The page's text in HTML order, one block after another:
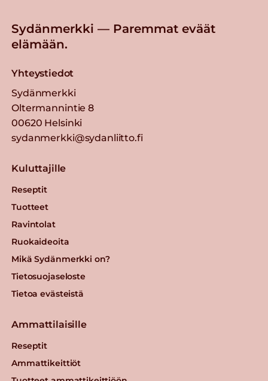
Sydänmerkki — Paremmat eväät
elämään.
Yhteystiedot
Sydänmerkki
Oltermannintie 8
00620 Helsinki
sydanmerkki@sydanliitto.fi
Kuluttajille
Reseptit
Tuotteet
Ravintolat
Ruokaideoita
Mikä Sydänmerkki on?
Tietosuojaseloste
Tietoa evästeistä
Ammattilaisille
Reseptit
Ammattikeittiöt